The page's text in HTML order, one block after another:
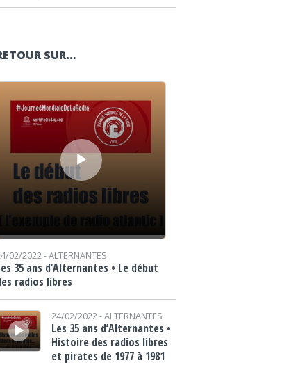
SUR…
audio
02/2022 -ALTERNANTES
35 ans d’Alternantes • Le début
radios libres
audio
24/02/2022 -ALTERNANTES
Les 35 ans d’Alternantes •
Histoire des radios libres
et pirates de 1977 à 1981